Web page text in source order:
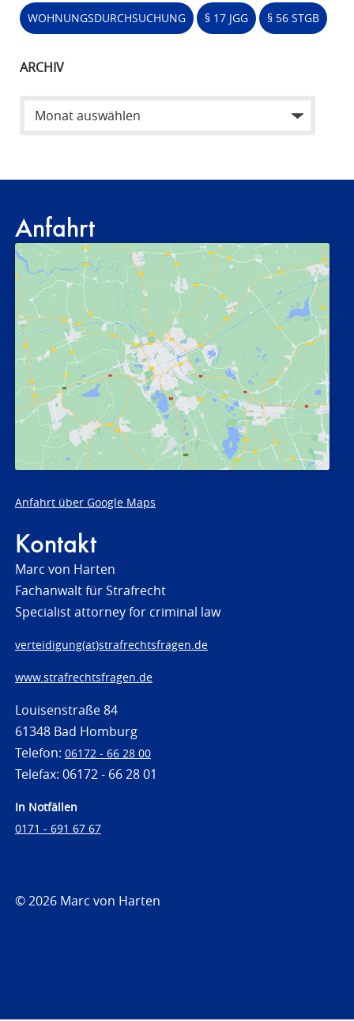
WOHNUNGSDURCHSUCHUNG § 17 JGG § 56 STGB
ARCHIV
Anfahrt
Anfahrt über Google Maps
Kontakt
Marc von Harten
Fachanwalt für Strafrecht
Specialist attorney for criminal law
verteidigung(at)strafrechtsfragen.de
www.strafrechtsfragen.de
Louisenstraße 84
61348 Bad Homburg
Telefon: 06172 - 66 28 00
Telefax: 06172 - 66 28 01
In Notfällen
0171 - 691 67 67
© 2026 Marc von Harten